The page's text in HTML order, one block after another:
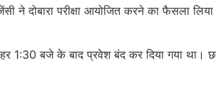
ने दोबारा परीक्षा आयोजित करने का फैसला लिया।
1:30 बजे के बाद प्रवेश बंद कर दिया गया था।